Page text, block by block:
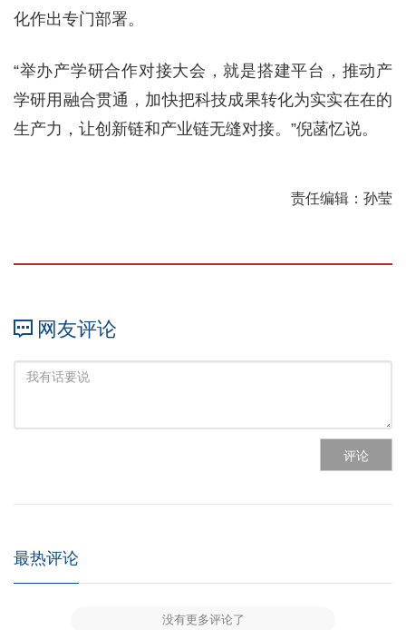
化作出专门部署。
“举办产学研合作对接大会，就是搭建平台，推动产
学研用融合贯通，加快把科技成果转化为实实在在的
生产力，让创新链和产业链无缝对接。”倪菡忆说。
责任编辑：孙莹
网友评论
评论
最热评论
没有更多评论了